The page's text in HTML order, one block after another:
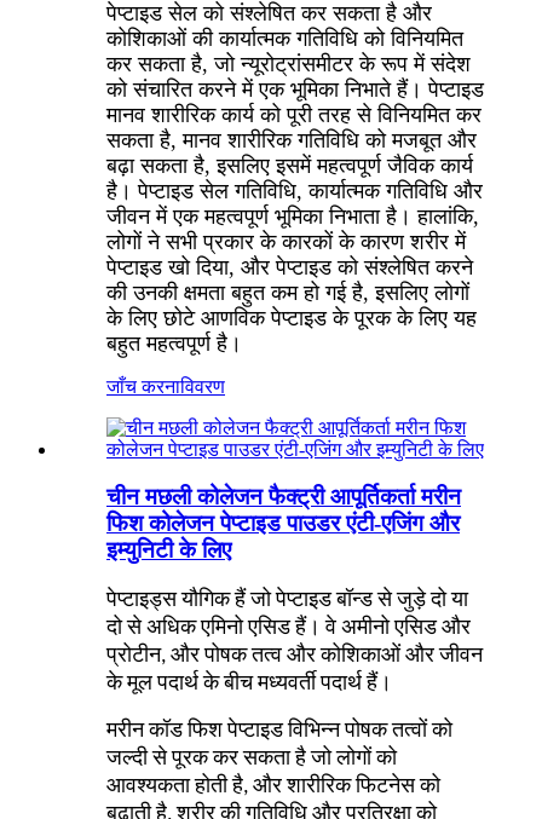
पेप्टाइड सेल को संश्लेषित कर सकता है और
कोशिकाओं की कार्यात्मक गतिविधि को विनियमित
कर सकता है, जो न्यूरोट्रांसमीटर के रूप में संदेश
को संचारित करने में एक भूमिका निभाते हैं। पेप्टाइड
मानव शारीरिक कार्य को पूरी तरह से विनियमित कर
सकता है, मानव शारीरिक गतिविधि को मजबूत और
बढ़ा सकता है, इसलिए इसमें महत्वपूर्ण जैविक कार्य
है। पेप्टाइड सेल गतिविधि, कार्यात्मक गतिविधि और
जीवन में एक महत्वपूर्ण भूमिका निभाता है। हालांकि,
लोगों ने सभी प्रकार के कारकों के कारण शरीर में
पेप्टाइड खो दिया, और पेप्टाइड को संश्लेषित करने
की उनकी क्षमता बहुत कम हो गई है, इसलिए लोगों
के लिए छोटे आणविक पेप्टाइड के पूरक के लिए यह
बहुत महत्वपूर्ण है।
जाँच करनाविवरण
चीन मछली कोलेजन फैक्ट्री आपूर्तिकर्ता मरीन
फिश कोलेजन पेप्टाइड पाउडर एंटी-एजिंग और
इम्युनिटी के लिए
पेप्टाइड्स यौगिक हैं जो पेप्टाइड बॉन्ड से जुड़े दो या
दो से अधिक एमिनो एसिड हैं। वे अमीनो एसिड और
प्रोटीन, और पोषक तत्व और कोशिकाओं और जीवन
के मूल पदार्थ के बीच मध्यवर्ती पदार्थ हैं।
मरीन कॉड फिश पेप्टाइड विभिन्न पोषक तत्वों को
जल्दी से पूरक कर सकता है जो लोगों को
आवश्यकता होती है, और शारीरिक फिटनेस को
बढ़ाती है, शरीर की गतिविधि और प्रतिरक्षा को